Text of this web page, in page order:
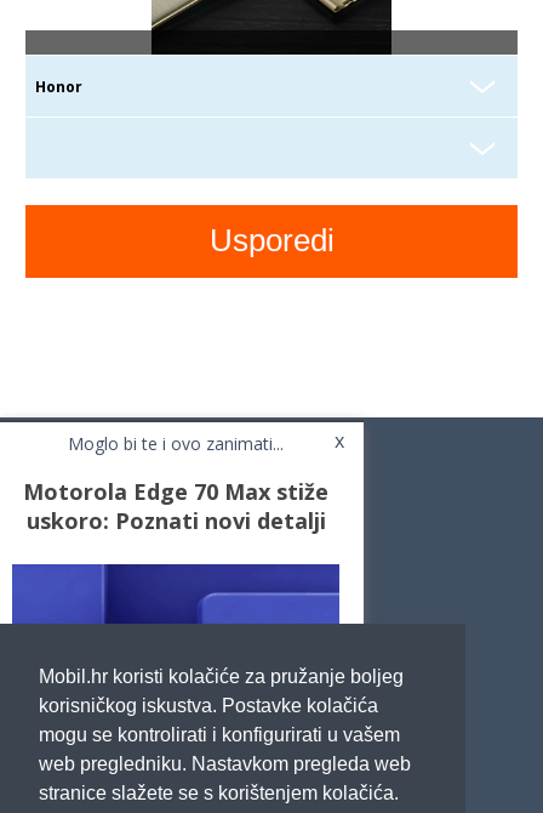
Mobil.hr koristi kolačiće za pružanje boljeg
korisničkog iskustva. Postavke kolačića
mogu se kontrolirati i konfigurirati u vašem
web pregledniku. Nastavkom pregleda web
stranice slažete se s korištenjem kolačića.
Moglo bi te i ovo zanimati... x
Motorola Edge 70 Max stiže
uskoro: Poznati novi detalji
Usporedi mobitele
Impressum
Marketing
Pravne odredbe
Izjava o privatnosti
POTRAŽITE NAS